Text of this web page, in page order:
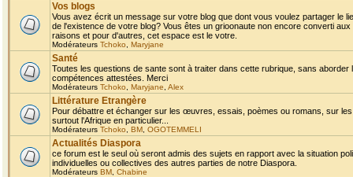
Vos blogs
Vous avez écrit un message sur votre blog que dont vous voulez partager le
de l'existence de votre blog? Vous êtes un grioonaute non encore converti
raisons et pour d'autres, cet espace est le votre.
Modérateurs Tchoko Maryjane
Santé
Toutes les questions de sante sont à traiter dans cette rubrique, sans
compétences attestées. Merci
Modérateurs Tchoko Maryjane Alex
Littérature Etrangère
Pour débattre et échanger sur les œuvres, essais, poèmes ou romans, sur
surtout l'Afrique en particulier...
Modérateurs Tchoko BM OGOTEMMELI
Actualités Diaspora
ce forum est le seul où seront admis des sujets en rapport avec la situation
individuelles ou collectives des autres parties de notre Diaspora.
Modérateurs BM Chabine